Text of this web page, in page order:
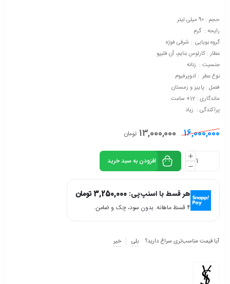
حجم : 90 میلی لیتر
رایحه : گرم
گروه بویایی : شرقی فوژه
عطار : کارلوس بنایم، آن فلیپو
جنسیت : زنانه
نوع عطر : ادوپرفیوم
فصل : پاییز و زمستان
ماندگاری : 12+ ساعت
پراکندگی : زیاد
16,000,000
13,000,000 تومان
افزودن به سبد خرید
هر قسط با اسنپ‌پی: 3,250,000تومان
۴ قسط ماهانه. بدون سود، چک و ضامن.
آیا قیمت مناسب‌تری سراغ دارید؟ بلی خیر